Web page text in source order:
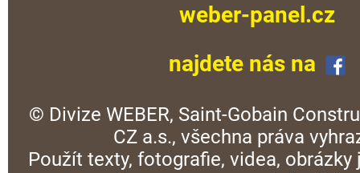
weber-panel.cz
najdete nás na
© Divize WEBER, Saint-Gobain
CZ a.s., všechna práva
Použít texty, fotografie, videa, obrázky